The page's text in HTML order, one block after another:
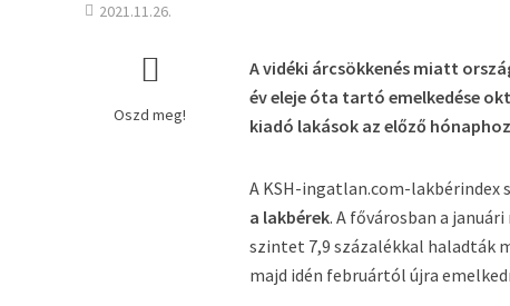
2021.11.26.
Oszd meg!
A vidéki árcsökkenés miatt
év eleje óta tartó emelkedése
kiadó lakások az előző
A KSH-ingatlan.com-lakbérindex
a lakbérek. A fővárosban a
szintet 7,9 százalékkal haladták
majd idén februártól újra